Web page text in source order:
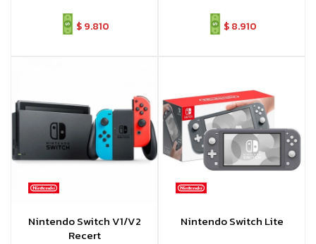
$9.810 $8.910
Nintendo Switch V1/V2
Recert
Nintendo Switch Lite